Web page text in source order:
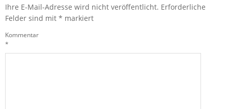
Ihre E-Mail-Adresse wird nicht veröffentlicht. Erforderliche
Felder sind mit * markiert
Kommentar
*